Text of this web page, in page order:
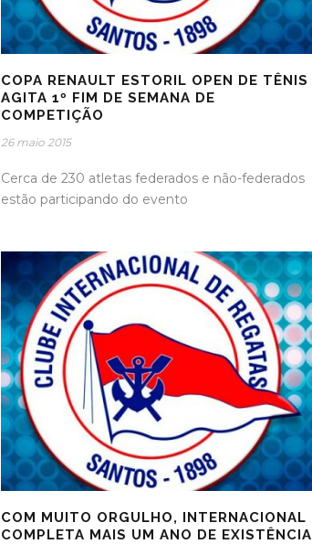
COPA RENAULT ESTORIL OPEN DE TÊNIS
AGITA 1º FIM DE SEMANA DE
COMPETIÇÃO
26 maio 2015
Cerca de 230 atletas federados e não-federados
estão participando do evento
COM MUITO ORGULHO, INTERNACIONAL
COMPLETA MAIS UM ANO DE EXISTÊNCIA